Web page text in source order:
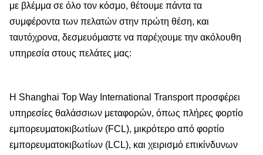
με βλέμμα σε όλο τον κόσμο, θέτουμε πάντα τα
συμφέροντα των πελατών στην πρώτη θέση, και
ταυτόχρονα, δεσμευόμαστε να παρέχουμε την ακόλουθη
υπηρεσία στους πελάτες μας:
Η Shanghai Top Way International Transport προσφέρει
υπηρεσίες θαλάσσιων μεταφορών, όπως πλήρες φορτίο
εμπορευματοκιβωτίων (FCL), μικρότερο από φορτίο
εμπορευματοκιβωτίων (LCL), και χειρισμό επικίνδυνων